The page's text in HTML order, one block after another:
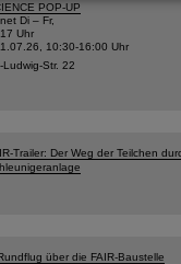
POP-UP
Di – Fr,
Uhr
10:30-16:00 Uhr
Ludwig-Str. 22
Trailer: Der Weg der Teilchen
über die FAIR-Baustelle